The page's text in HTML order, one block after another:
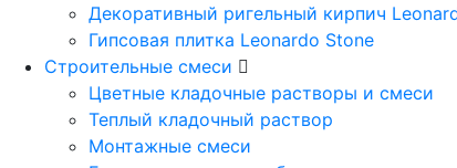
Декоративный ригельный кирпич
Гипсовая плитка Leonardo Stone
Строительные смеси
Цветные кладочные растворы и смеси
Теплый кладочный раствор
Монтажные смеси